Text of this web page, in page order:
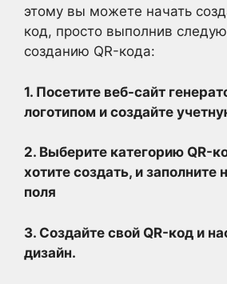
этому вы можете начать
код, просто выполнив
созданию QR-кода:
1. Посетите веб-сайт
логотипом и создайте
2. Выберите категорию QR-
хотите создать, и
поля
3. Создайте свой QR-код и
дизайн.